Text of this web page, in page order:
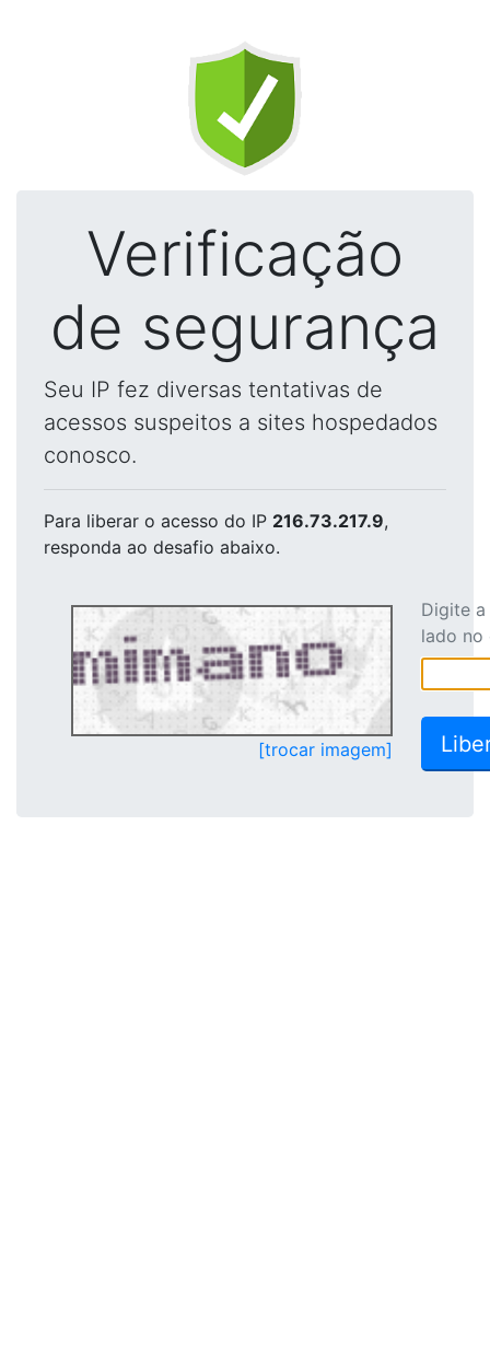
Verificação
de segurança
Seu IP fez diversas tentativas de
acessos suspeitos a sites hospedados
conosco.
Para liberar o acesso do IP 216.73.217.9,
responda ao desafio abaixo.
[trocar imagem]
Digite
lado no